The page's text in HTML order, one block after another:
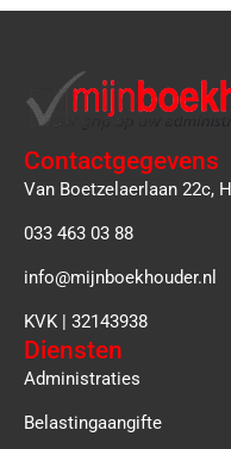
Contactgegevens
Van Boetzelaerlaan 22c,
033 463 03 88
info@mijnboekhouder.nl
KVK | 32143938
Diensten
Administraties
Belastingaangifte